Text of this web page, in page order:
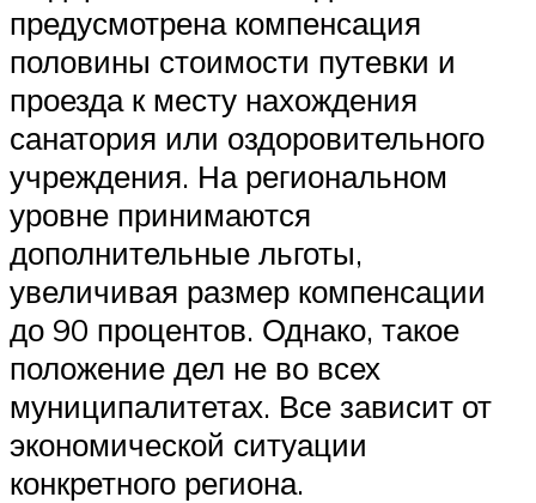
предусмотрена компенсация
половины стоимости путевки и
проезда к месту нахождения
санатория или оздоровительного
учреждения. На региональном
уровне принимаются
дополнительные льготы,
увеличивая размер компенсации
до 90 процентов. Однако, такое
положение дел не во всех
муниципалитетах. Все зависит от
экономической ситуации
конкретного региона.